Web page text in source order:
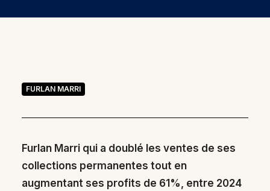
FURLAN MARRI
Furlan Marri qui a doublé les ventes de ses
collections permanentes tout en
augmentant ses profits de 61%, entre 2024